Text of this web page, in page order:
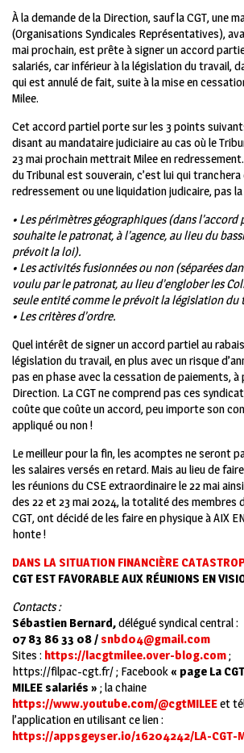
Àla demande de la Direction, sauf la CGT, une
(Organisations Syndicales Représentatives),
mai prochain, est prête à signer un accord
salariés, car inférieur à la législation du travail,
qui est annulé de fait, suite à la mise en
Milee.
Cet accord partiel porte sur les 3 points
disant au mandataire judiciaire au cas où le
23 mai prochain mettrait Milee en
du Tribunal est souverain, c’est lui qui
redressement ou une liquidation judicaire, pas
• Les périmètres géographiques (dans
souhaite le patronat, à l’agence, au lieu du
prévoit la loi).
• Les activités fusionnées ou non (séparées
voulu par le patronat, au lieu d’englober les
seule entité comme le prévoit la législation du
• Les critères d’ordre.
Quel intérêt de signer un accord partiel au
législation du travail, en plus avec un risque
pas en phase avec la cessation de paiements,
Direction. La CGT ne comprend pas ces
coûte que coûte un accord, peu importe son
appliqué ou non !
Le meilleur pour la fin, les acomptes ne seront
les salaires versés en retard. Mais au lieu de
les réunions du CSE extraordinaire le 22 mai
des 22 et 23 mai 2024, la totalité des membres
CGT, ont décidé de les faire en physique à AIX
honte !
DANS LA SITUATION FINANCIÈRE
CGT EST FAVORABLE AUX RÉUNIONS EN
Contacts :
Sébastien Bernard,délégué syndical central :
07 83 86 33 08 / snbd04@gmail.com
Sites : https://lacgtmilee.over-blog.com;
https://filpac-cgt.fr/ ; Facebook« page La
MILEE salariés » ; la chaine
https://www.youtube.com/@cgtMILEEet
l’application en utilisant ce lien :
https://appsgeyser.io/16204242/LA-CGT-